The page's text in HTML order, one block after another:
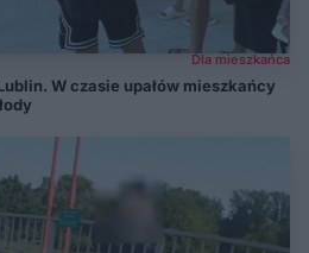
Dla mieszkańca
W czasie upałów mieszkańcy